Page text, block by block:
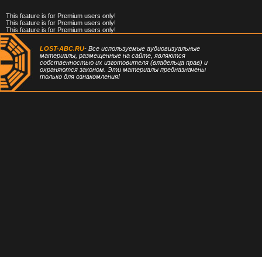
This feature is for Premium users only!
This feature is for Premium users only!
This feature is for Premium users only!
LOST-ABC.RU- Все используемые аудиовизуальные
материалы, размещенные на сайте, являются
собственностью их изготовителя (владельца прав) и
охраняются законом. Эти материалы предназначены
только для ознакомления!